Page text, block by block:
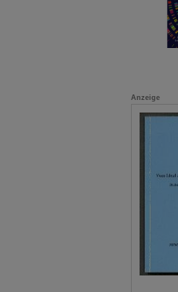
Anzeige